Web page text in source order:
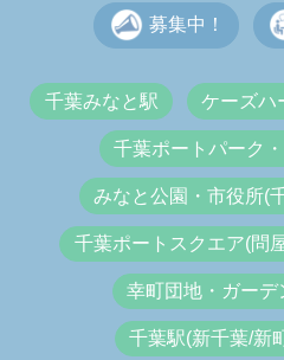
募集中！
千葉みなと駅 ケーズハ
千葉ポートパーク
みなと公園・市役所(
千葉ポートスクエア(問
幸町団地・ガーデ
千葉駅(新千葉/新